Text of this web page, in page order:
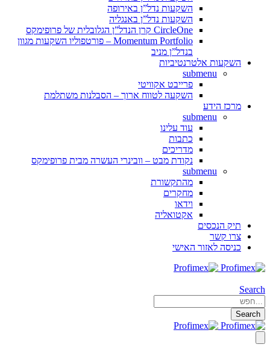
השקעות נדל”ן באירופה
השקעות נדל”ן באנגליה
CircleOne קרן הנדל”ן הגלובלית של פרופימקס
Momentum Portfolio – פורטפוליו השקעות מגוון
בנדל”ן מניב
השקעות אלטרנטיביות
submenu
פרייבט אקוויטי
השקעה לטווח ארוך – הסבלנות משתלמת
מרכז הידע
submenu
עוד עלינו
כתבות
מדריכים
נקודת מבט – וובינרי העשרה מבית פרופימקס
submenu
מהתקשורת
מחקרים
וידאו
אקטואליה
תיק הנכסים
צרו קשר
כניסה לאזור האישי
Search
Search